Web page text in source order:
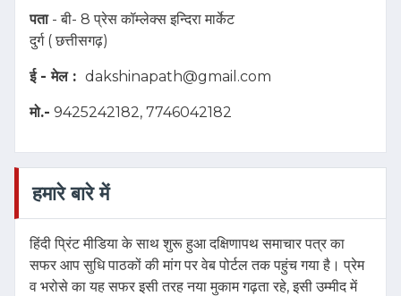
पता- बी- 8 प्रेस कॉम्लेक्स इन्दिरा मार्केट
दुर्ग ( छत्तीसगढ़)
ई - मेल : dakshinapath@gmail.com
मो.- 9425242182, 7746042182
हमारे बारे में
हिंदी प्रिंट मीडिया के साथ शुरू हुआ दक्षिणापथ समाचार पत्र का
सफर आप सुधि पाठकों की मांग पर वेब पोर्टल तक पहुंच गया है। प्रेम
व भरोसे का यह सफर इसी तरह नया मुकाम गढ़ता रहे, इसी उम्मीद में